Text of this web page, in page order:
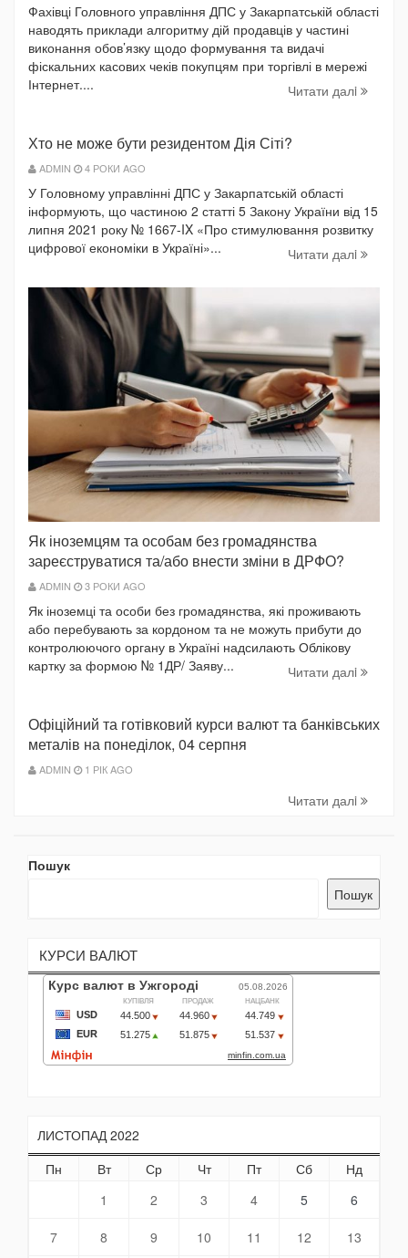
Фахівці Головного управління ДПС у Закарпатській області
наводять приклади алгоритму дій продавців у частині
виконання обов’язку щодо формування та видачі
фіскальних касових чеків покупцям при торгівлі в мережі
Інтернет....
Читати далi
Хто не може бути резидентом Дія Сіті?
ADMIN 4 РОКИ AGO
У Головному управлінні ДПС у Закарпатській області
інформують, що частиною 2 статті 5 Закону України від 15
липня 2021 року № 1667-IX «Про стимулювання розвитку
цифрової економіки в Україні»...
Читати далi
Як іноземцям та особам без громадянства
зареєструватися та/або внести зміни в ДРФО?
ADMIN 3 РОКИ AGO
Як іноземці та особи без громадянства, які проживають
або перебувають за кордоном та не можуть прибути до
контролюючого органу в Україні надсилають Облікову
картку за формою № 1ДР/ Заяву...
Читати далi
Офіційний та готівковий курси валют та банківських
металів на понеділок, 04 серпня
ADMIN 1 РІК AGO
Читати далi
Пошук
Пошук
КУРСИ ВАЛЮТ
ЛИСТОПАД 2022
Пн
Вт Ср Чт Пт Сб
Нд
1
2 3 4 5 6
7 8 9 10 11 12 13